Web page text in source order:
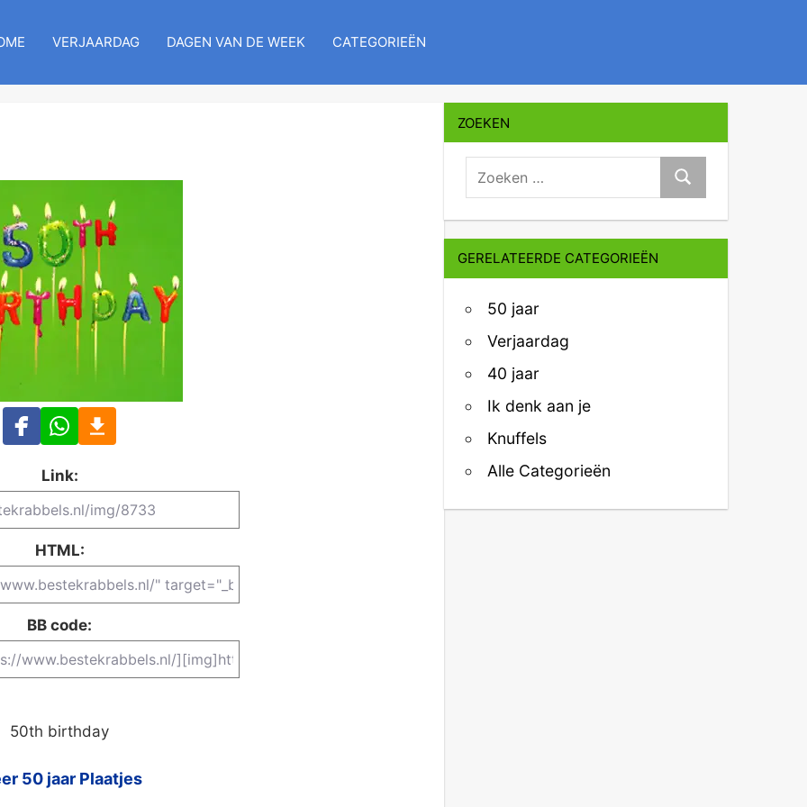
VERJAARDAG DAGEN VAN DE WEEK CATEGORIEËN
Link:
HTML:
BB code:
50th birthday
50 jaar Plaatjes
ZOEKEN
zoeken:
Zoeken
GERELATEERDE CATEGORIEËN
50 jaar
Verjaardag
40 jaar
Ik denk aan je
Knuffels
Alle Categorieën